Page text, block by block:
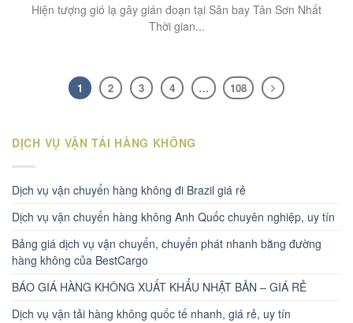
Hiện tượng gió lạ gây gián đoạn tại Sân bay Tân Sơn Nhất
Thời gian...
1 2 3 4 … 108
DỊCH VỤ VẬN TẢI HÀNG KHÔNG
Dịch vụ vận chuyển hàng không đi Brazil giá rẻ
Dịch vụ vận chuyển hàng không Anh Quốc chuyên nghiệp, uy tín
Bảng giá dịch vụ vận chuyển, chuyển phát nhanh bằng đường
hàng không của BestCargo
BÁO GIÁ HÀNG KHÔNG XUẤT KHẨU NHẬT BẢN – GIÁ RẺ
Dịch vụ vận tải hàng không quốc tế nhanh, giá rẻ, uy tín